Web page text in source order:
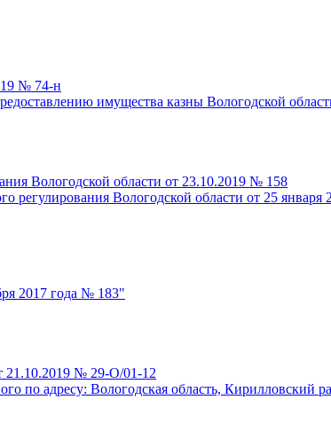
№ 74-н
имущества казны Вологодской
Вологодской области от 23.10.2019 № 158
регулирования Вологодской области от 25
2017 года № 183"
21.10.2019 № 29-О/01-12
по адресу: Вологодская область, Кирилловский